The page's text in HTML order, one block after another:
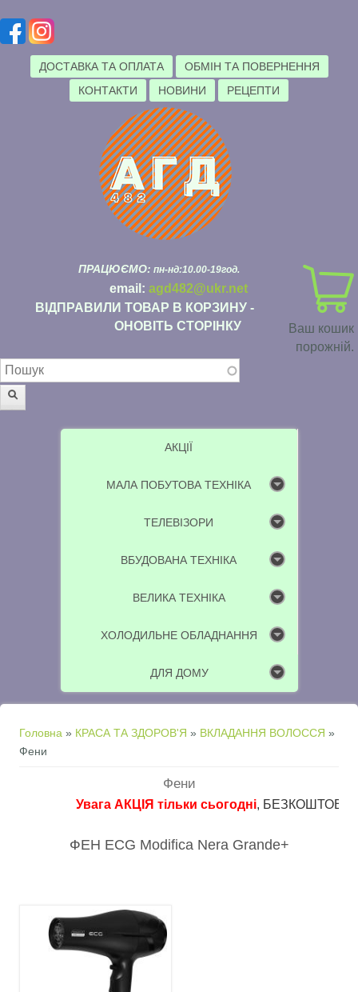
ДОСТАВКА ТА ОПЛАТА
ОБМІН ТА ПОВЕРНЕННЯ
КОНТАКТИ
НОВИНИ РЕЦЕПТИ
Ваш кошик
порожній.
ПРАЦЮЄМО: пн-нд:10.00-19год.
email: agd482@ukr.net
ВІДПРАВИЛИ ТОВАР В КОРЗИНУ -
ОНОВІТЬ СТОРІНКУ
Пошукова форма
АКЦІЇ
МАЛА ПОБУТОВА ТЕХНІКА
ТЕЛЕВІЗОРИ
ВБУДОВАНА ТЕХНІКА
ВЕЛИКА ТЕХНІКА
ХОЛОДИЛЬНЕ ОБЛАДНАННЯ
ДЛЯ ДОМУ
Ви є тут
Головна » КРАСА ТА ЗДОРОВ'Я » ВКЛАДАННЯ ВОЛОССЯ »
Фени
Фени
Увага АКЦІЯ тільки сьогодні, БЕЗКОШТОВНА
ФЕН ECG Modifica Nera Grande+